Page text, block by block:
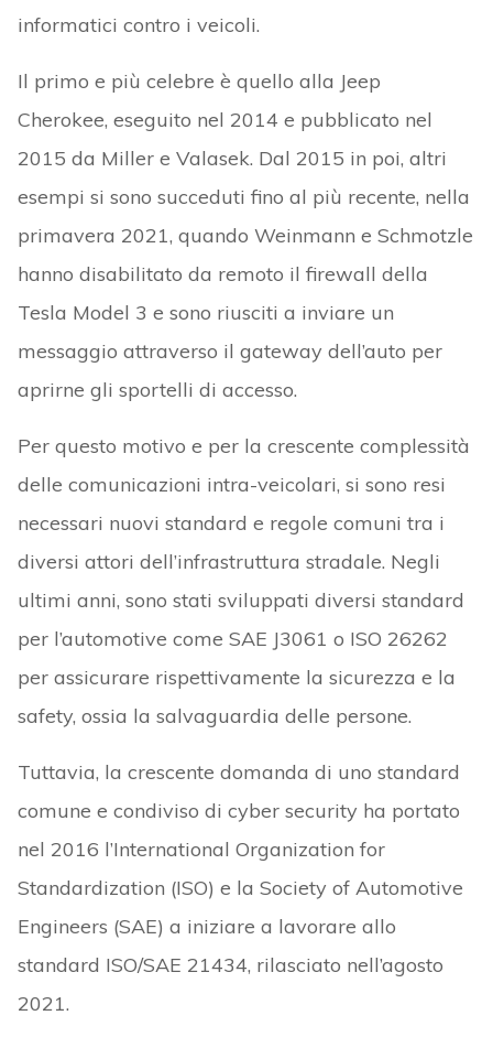
informatici contro i veicoli.
Il primo e più celebre è quello alla Jeep
Cherokee, eseguito nel 2014 e pubblicato nel
2015 da Miller e Valasek. Dal 2015 in poi, altri
esempi si sono succeduti fino al più recente, nella
primavera 2021, quando Weinmann e Schmotzle
hanno disabilitato da remoto il firewall della
Tesla Model 3 e sono riusciti a inviare un
messaggio attraverso il gateway dell’auto per
aprirne gli sportelli di accesso.
Per questo motivo e per la crescente complessità
delle comunicazioni intra-veicolari, si sono resi
necessari nuovi standard e regole comuni tra i
diversi attori dell’infrastruttura stradale. Negli
ultimi anni, sono stati sviluppati diversi standard
per l’automotive come SAE J3061 o ISO 26262
per assicurare rispettivamente la sicurezza e la
safety, ossia la salvaguardia delle persone.
Tuttavia, la crescente domanda di uno standard
comune e condiviso di cyber security ha portato
nel 2016 l’International Organization for
Standardization (ISO) e la Society of Automotive
Engineers (SAE) a iniziare a lavorare allo
standard ISO/SAE 21434, rilasciato nell’agosto
2021.